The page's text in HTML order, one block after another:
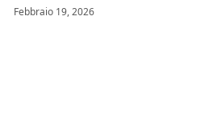
Febbraio 19, 2026